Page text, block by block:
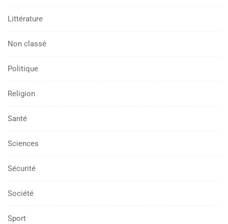
Littérature
Non classé
Politique
Religion
Santé
Sciences
Sécurité
Société
Sport